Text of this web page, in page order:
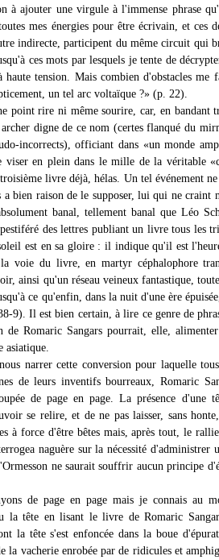
à ajouter une virgule à l'immense phrase
mes énergies pour être écrivain, et ces
indirecte, participent du même circuit qui
ces mots par lesquels je tente de
haute tension. Mais combien d'obstacles me
un tel arc voltaïque ?» (p. 22).
point rire ni même sourire, car, en bandant
archer digne de ce nom (certes flanqué du
incorrects), officiant dans «un monde
viser en plein dans le mille de la véritable
troisième livre déjà, hélas. Un tel événement
a bien raison de le supposer, lui qui ne craint
banal, tellement banal que Léo
des lettres publiant un livre tous les
est en sa gloire : il indique qu'il est
voie du livre, en martyr céphalophore
ainsi qu'un réseau veineux fantastique,
ce qu'enfin, dans la nuit d'une ère
9). Il est bien certain, à lire ce genre de
de Romaric Sangars pourrait, elle,
asiatique.
narrer cette conversion pour laquelle
de leurs inventifs bourreaux, Romaric
de page en page. La présence d'une
se relire, et de ne pas laisser, sans
à force d'être bêtes mais, après tout, le
naguère sur la nécessité d'administrer
ne saurait souffrir aucun principe
de page en page mais je connais au
la tête en lisant le livre de Romaric
la tête s'est enfoncée dans la boue
la vacherie enrobée par de ridicules et